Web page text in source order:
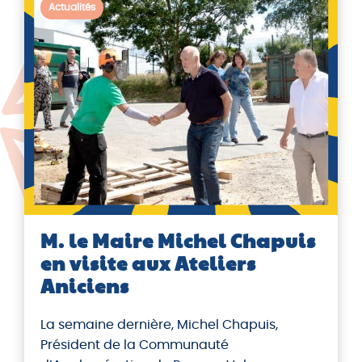
Actualités
M. le Maire Michel Chapuis
en visite aux Ateliers
Aniciens
La semaine dernière, Michel Chapuis,
Président de la Communauté